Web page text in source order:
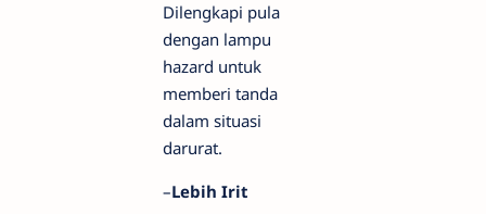
Dilengkapi pula
dengan lampu
hazard untuk
memberi tanda
dalam situasi
darurat.
–Lebih Irit